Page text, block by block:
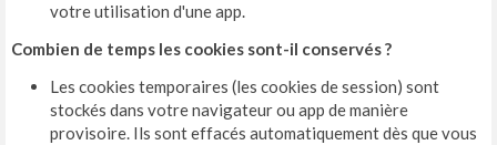
votre utilisation d'une app.
Combien de temps les cookies sont-il conservés ?
Les cookies temporaires (les cookies de session) sont
stockés dans votre navigateur ou app de manière
provisoire. Ils sont effacés automatiquement dès que vous